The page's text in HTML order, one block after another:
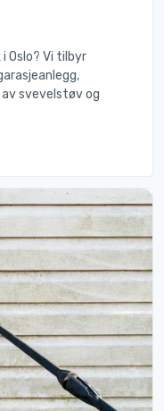
Oslo? Vi tilbyr
svevelstøv og